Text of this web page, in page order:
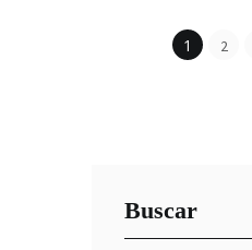
1 2
Buscar